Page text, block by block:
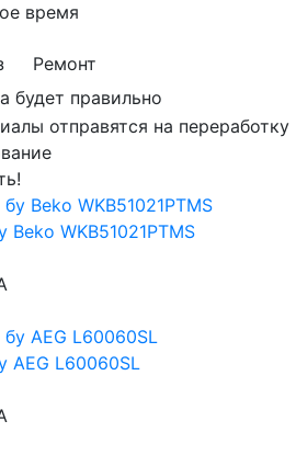
время
Ремонт
будет правильно
отправятся на переработку
WKB51021PTMS
AEG L60060SL